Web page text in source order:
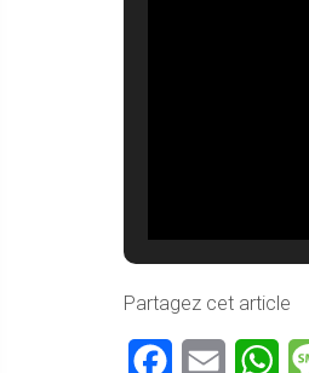
Partagez cet article
Facebook
Email